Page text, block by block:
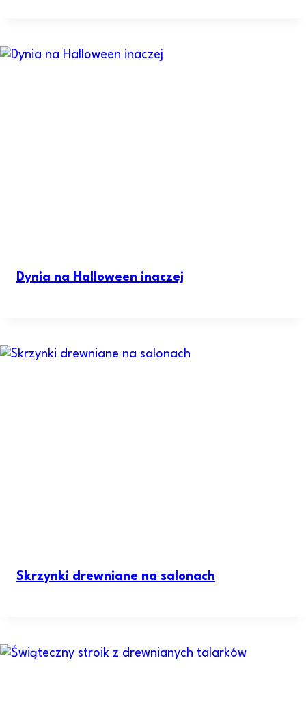
Dynia na Halloween inaczej
Skrzynki drewniane na salonach